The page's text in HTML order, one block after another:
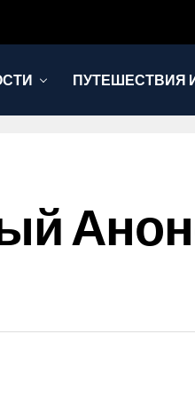
ПУТЕШЕСТВИЯ